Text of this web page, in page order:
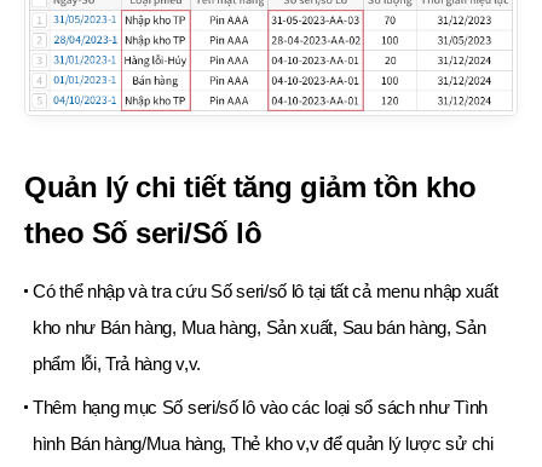
Quản lý chi tiết tăng giảm tồn kho
theo Số seri/Số lô
Có thể nhập và tra cứu Số seri/số lô tại tất cả menu nhập xuất
kho như Bán hàng, Mua hàng, Sản xuất, Sau bán hàng, Sản
phẩm lỗi, Trả hàng v,v.
Thêm hạng mục Số seri/số lô vào các loại sổ sách như Tình
hình Bán hàng/Mua hàng, Thẻ kho v,v để quản lý lược sử chi